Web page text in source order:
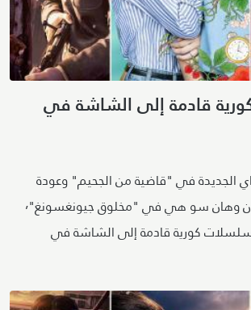
قادمة إلى الشاشة في
الجديدة في "قاضية من الجحيم" وعودة
الثنائي بارك سو جون وهان سو هي في "مخلوق جيونغسونغ"٬
كورية قادمة إلى الشاشة في